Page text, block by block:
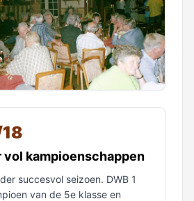
vol kampioenschappen
succesvol seizoen. DWB 1
van de 5e klasse en